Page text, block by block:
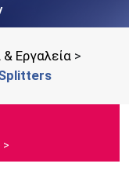
Εργαλεία >
>